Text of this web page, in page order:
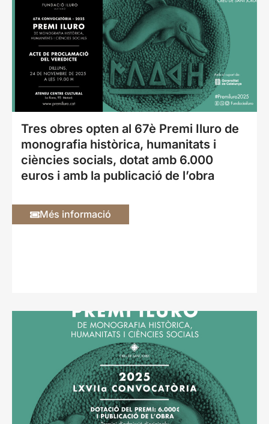
Tres obres opten al 67è Premi Iluro de
monografia històrica, humanitats i
ciències socials, dotat amb 6.000
euros i amb la publicació de l’obra
Més informació